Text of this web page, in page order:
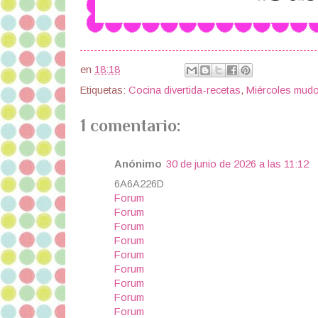
en 18:18
Etiquetas: Cocina divertida-recetas, Miércoles
1 comentario:
Anónimo 30 de junio de 2026 a las 11:12
6A6A226D
Forum
Forum
Forum
Forum
Forum
Forum
Forum
Forum
Forum